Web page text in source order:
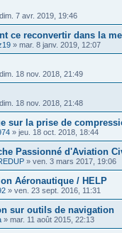
dim. 7 avr. 2019, 19:46
ce reconvertir dans la
» mar. 8 janv. 2019, 12:07
dim. 18 nov. 2018, 21:49
dim. 18 nov. 2018, 21:48
sur la prise de
» jeu. 18 oct. 2018, 18:44
Passionné d'Aviation
» ven. 3 mars 2017, 19:06
Aéronautique / HELP
» ven. 23 sept. 2016, 11:31
sur outils de navigation
» mar. 11 août 2015, 22:13